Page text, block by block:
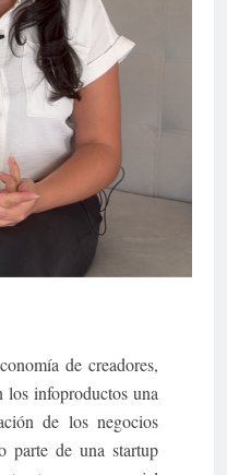
de creadores,
los infoproductos una
de los negocios
parte de una startup